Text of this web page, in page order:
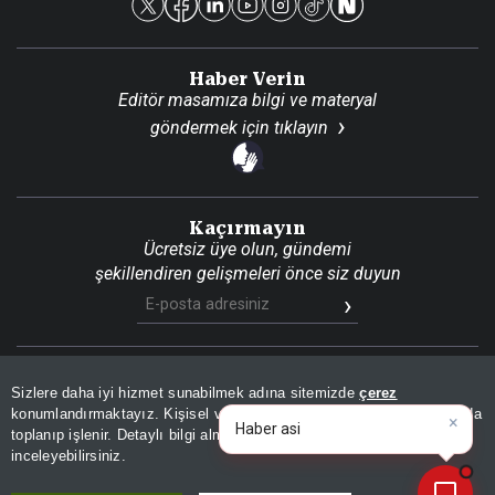
Sizlere daha iyi hizmet sunabilmek adına sitemizdeçerez
konumlandırmaktayız. Kişisel verileriniz, KVKK ve GDPR kapsamında
toplanıp işlenir. Detaylı bilgi almak içinAydınlatma Metnimizi
inceleyebilirsiniz.
Haber Verin
Editör masamıza bilgi ve materyal
göndermek için tıklayın
Kaçırmayın
Ücretsiz üye olun, gündemi
şekillendiren gelişmeleri önce siz duyun
© 2026 İhlas Medya Grubu. Tüm Hakları Saklıdır
Son DakikaSite HaritasıRSSKVKK Aydınlatma Metni
Gizlilik PolitikasıÇerez Politikası
×
|